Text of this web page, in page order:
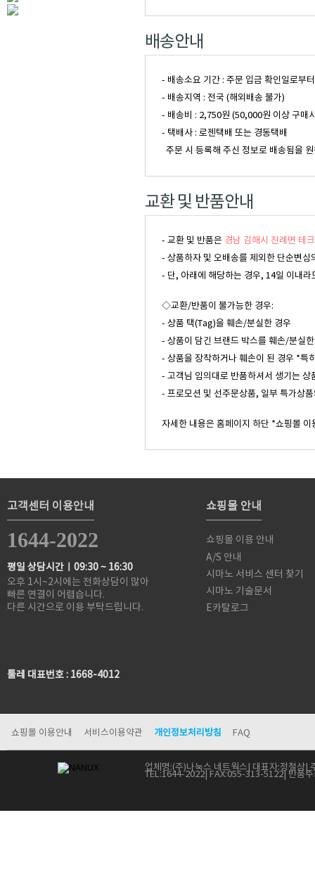
배송안내
- 배송소요 기간 : 주문 입금 확인일로부
- 배송지역 : 전국 (해외배송 불가)
- 배송비 : 2,750원 (50,000원 이상 구매
- 택배사 : 로젠택배 또는 경동택배
주문 시 등록해 주신 정보로 배송됨을
교환 및 반품안내
- 교환 및 반품은 경남 김해시 진례면 테
- 상품하자 및 오배송를 제외한 단순변
- 단, 아래에 해당하는 경우, 14일 이내
◇교환/반품이 불가능한 경우:
- 상품 택(Tag)을 훼손/분실한 경우
- 상품이 담긴 브랜드 박스를 훼손/분실
- 상품을 장착하거나 훼손이 된 경우 *특
- 고객님 임의대로 반품하셔서 생기는 상
- 프로모션 및 선주문상품, 일부 특가상
자세한 내용은 홈페이지 하단 *쇼핑몰
고객센터 이용안내
1644-2022
평일 상담시간ㅣ09:30 ~ 16:30
오후 1시~2시에는 전화상담이 많아
빠른 연결이 어렵습니다.
다른 시간으로 이용 부탁드립니다.
툴레 대표번호 : 1668-4012
쇼핑몰 안내
쇼핑몰 이용 안내
A/S 안내
시마노 서비스 센터 찾기
시마노 기술문서
E카탈로그
쇼핑몰 이용안내 서비스이용약관 개인정보처리방침 FAQ
업체명:(주)나눅스 네트웍스 | 대표자:정철상|
TEL:1644-2022 | FAX:055-313-5122 | 반품